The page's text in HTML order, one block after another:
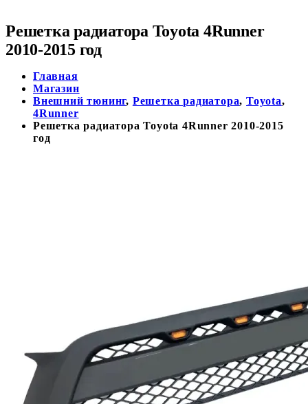
Решетка радиатора Toyota 4Runner
2010-2015 год
Главная
Магазин
Внешний тюнинг, Решетка радиатора,Toyota,
4Runner
Решетка радиатора Toyota 4Runner 2010-2015
год